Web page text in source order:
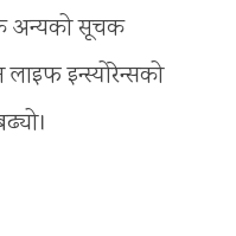
अन्यको सूचक
इन्स्योरेन्सको